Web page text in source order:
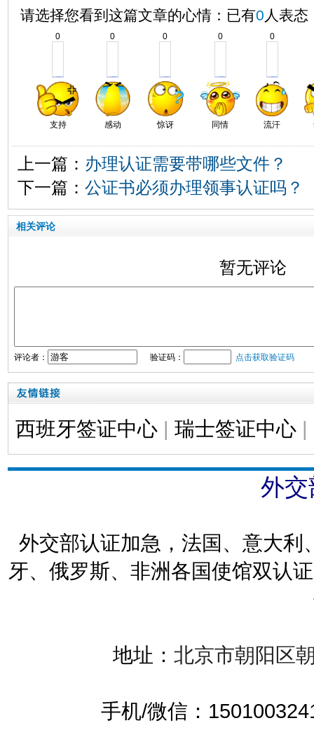
请选择您看到这篇文章的心情：已有0 人表态
0
支持
0
感动
0
惊讶
0
同情
0
流汗
上一篇： 办理认证需要带哪些文件？
下一篇： 公证书必须办理领事认证吗？
相关评论
暂无评论
评论者： 验证码： 点击获取验证码
西班牙签证中心 | 瑞士签证中心 |
外
外交部认证加急，法国、意大
牙、俄罗斯、非洲各国使馆双认
地址： 北京市朝阳区
手机/微信：